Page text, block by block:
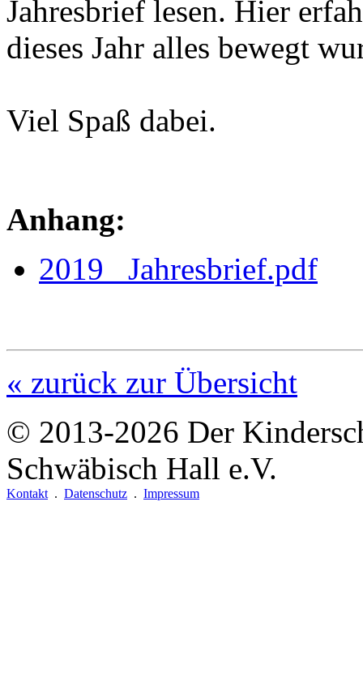
Jahresbrief lesen. Hier
dieses Jahr alles bewegt
Viel Spaß dabei.
Anhang:
2019_ Jahresbrief.pdf
« zurück zur Übersicht
© 2013-2026 Der
Schwäbisch Hall e.V.
Kontakt . Datenschutz . Impressum